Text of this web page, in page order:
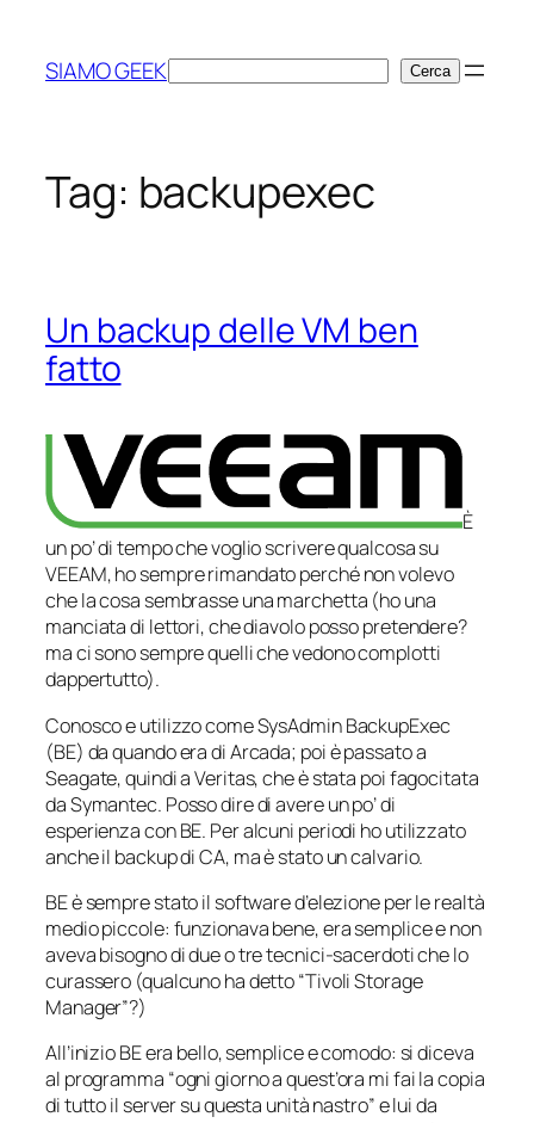
contenuto
SIAMO GEEKCerca Cerca
Tag: backupexec
Un backup delle VM ben
fatto
È
un po’ di tempo che voglio scrivere qualcosa su
VEEAM, ho sempre rimandato perché non volevo
che la cosa sembrasse una marchetta (ho una
manciata di lettori, che diavolo posso pretendere?
ma ci sono sempre quelli che vedono complotti
dappertutto).
Conosco e utilizzo come SysAdmin BackupExec
(BE) da quando era di Arcada; poi è passato a
Seagate, quindi a Veritas, che è stata poi fagocitata
da Symantec. Posso dire di avere un po’ di
esperienza con BE. Per alcuni periodi ho utilizzato
anche il backup di CA, ma è stato un calvario.
BE è sempre stato il software d’elezione per le realtà
medio piccole: funzionava bene, era semplice e non
aveva bisogno di due o tre tecnici-sacerdoti che lo
curassero (qualcuno ha detto “Tivoli Storage
Manager”?)
All’inizio BE era bello, semplice e comodo: si diceva
al programma “ogni giorno a quest’ora mi fai la copia
di tutto il server su questa unità nastro” e lui da